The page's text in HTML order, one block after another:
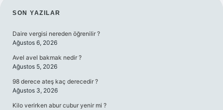
SIDEBAR
SON YAZILAR
Daire vergisi nereden öğrenilir ?
Ağustos 6, 2026
Avel avel bakmak nedir ?
Ağustos 5, 2026
98 derece ateş kaç derecedir ?
Ağustos 3, 2026
Kilo verirken abur cubur yenir mi ?